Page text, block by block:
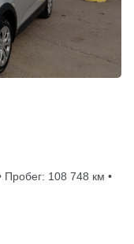
Пробег: 108 748 км •